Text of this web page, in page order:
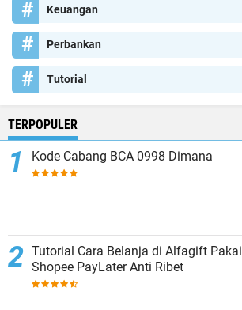
Keuangan
Perbankan
Tutorial
TERPOPULER
Kode Cabang BCA 0998 Dimana
Tutorial Cara Belanja di Alfagift Pakai
Shopee PayLater Anti Ribet